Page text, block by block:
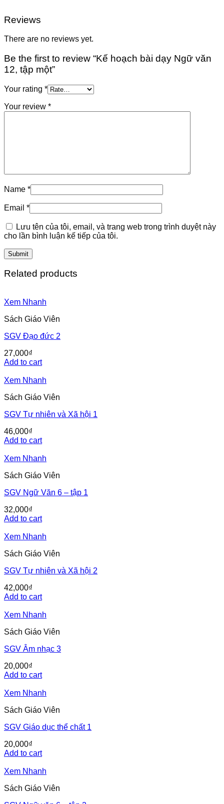
Reviews
There are no reviews yet.
Be the first to review “Kế hoạch bài dạy Ngữ văn
12, tập một”
Your rating *
Your review *
Name *
Email *
Lưu tên của tôi, email, và trang web trong trình duyệt này
cho lần bình luận kế tiếp của tôi.
Related products
Xem Nhanh
Sách Giáo Viên
SGV Đạo đức 2
27,000₫
Add to cart
Xem Nhanh
Sách Giáo Viên
SGV Tự nhiên và Xã hội 1
46,000₫
Add to cart
Xem Nhanh
Sách Giáo Viên
SGV Ngữ Văn 6 – tập 1
32,000₫
Add to cart
Xem Nhanh
Sách Giáo Viên
SGV Tự nhiên và Xã hội 2
42,000₫
Add to cart
Xem Nhanh
Sách Giáo Viên
SGV Âm nhạc 3
20,000₫
Add to cart
Xem Nhanh
Sách Giáo Viên
SGV Giáo dục thể chất 1
20,000₫
Add to cart
Xem Nhanh
Sách Giáo Viên